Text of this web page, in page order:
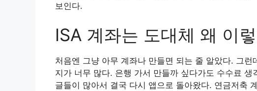
보인다.
ISA 계좌는 도대체 왜 이
처음엔 그냥 아무 계좌나 만들면 되는 줄 알았다. 그
지가 너무 많다. 은행 가서 만들까 싶다가도 수수료
글들이 많아서 결국 다시 앱으로 돌아왔다. 연금저축